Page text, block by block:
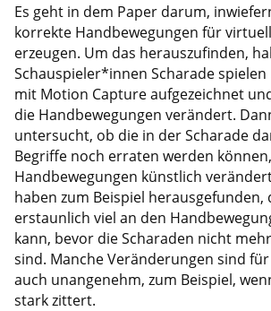
Es geht in dem Paper darum,
korrekte Handbewegungen für
erzeugen. Um das herauszufinden,
Schauspieler*innen Scharade spielen
mit Motion Capture aufgezeichnet
die Handbewegungen verändert.
untersucht, ob die in der Scharade
Begriffe noch erraten werden
Handbewegungen künstlich
haben zum Beispiel herausgefunden,
erstaunlich viel an den
kann, bevor die Scharaden nicht
sind. Manche Veränderungen sind
auch unangenehm, zum Beispiel,
stark zittert.